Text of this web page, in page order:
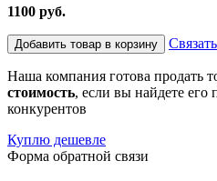
1100 руб.
Добавить товар в корзину
Наша компания готова продать
стоимость, если вы найдете его
конкурентов
Куплю дешевле
Форма обратной связи